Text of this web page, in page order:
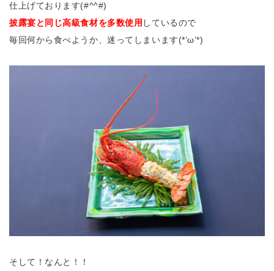
仕上げております(#^^#)
披露宴と同じ高級食材を多数使用 しているので
毎回何から食べようか、迷ってしまいます(*’ω’*)
そして！なんと！！